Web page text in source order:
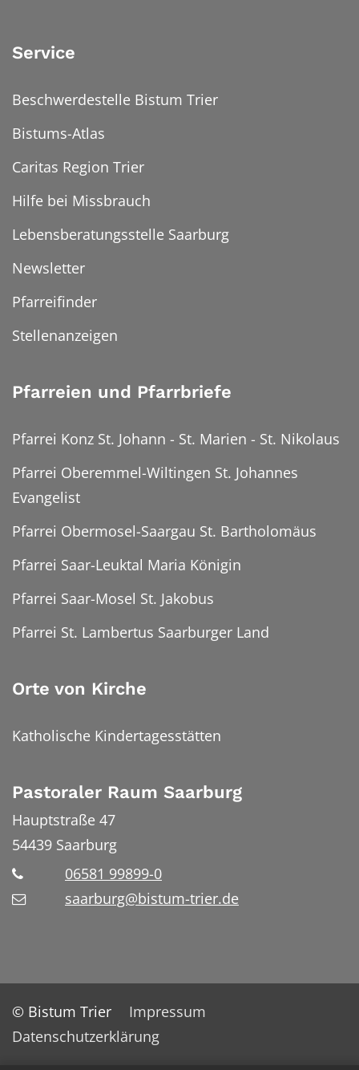
Service
Beschwerdestelle Bistum Trier
Bistums-Atlas
Caritas Region Trier
Hilfe bei Missbrauch
Lebensberatungsstelle Saarburg
Newsletter
Pfarreifinder
Stellenanzeigen
Pfarreien und Pfarrbriefe
Pfarrei Konz St. Johann - St. Marien - St. Nikolaus
Pfarrei Oberemmel-Wiltingen St. Johannes
Evangelist
Pfarrei Obermosel-Saargau St. Bartholomäus
Pfarrei Saar-Leuktal Maria Königin
Pfarrei Saar-Mosel St. Jakobus
Pfarrei St. Lambertus Saarburger Land
Orte von Kirche
Katholische Kindertagesstätten
Pastoraler Raum Saarburg
Hauptstraße 47
54439 Saarburg
06581 99899-0
saarburg@bistum-trier.de
© Bistum Trier
Impressum
Datenschutzerklärung